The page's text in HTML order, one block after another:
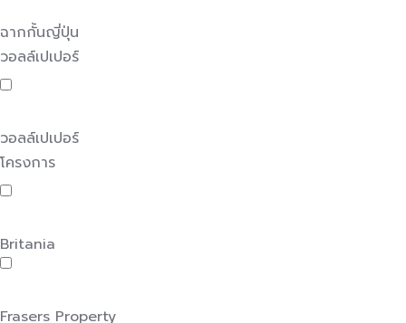
ฉากกั้นญี่ปุ่น
วอลล์เปเปอร์
วอลล์เปเปอร์
โครงการ
Britania
Frasers Property